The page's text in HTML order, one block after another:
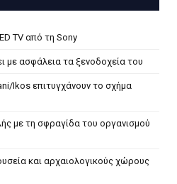
TV από τη Sony
με ασφάλεια τα ξενοδοχεία του
Ikos επιτυγχάνουν το σχήμα
με τη σφραγίδα του οργανισμού
και αρχαιολογικούς χώρους